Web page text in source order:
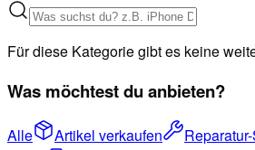
Für diese Kategorie gibt es keine
Was möchtest du anbieten?
Alle Artikel verkaufen